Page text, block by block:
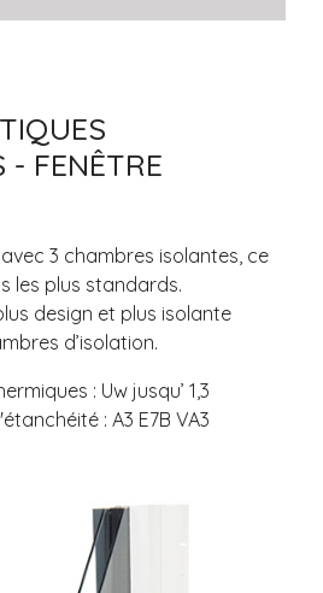
- FENÊTRE
3 chambres isolantes, ce
les plus standards.
design et plus isolante
d’isolation.
: Uw jusqu’ 1,3
: A3 E7B VA3